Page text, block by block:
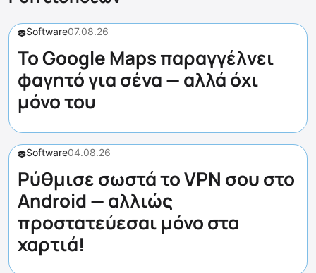
Software07.08.26
Το Google Maps παραγγέλνει
φαγητό για σένα — αλλά όχι
μόνο του
Software04.08.26
Ρύθμισε σωστά το VPN σου στο
Android — αλλιώς
προστατεύεσαι μόνο στα
χαρτιά!